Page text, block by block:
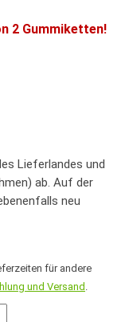
2 Gummiketten!
Lieferlandes und
ab. Auf der
neu
für andere
und Versand